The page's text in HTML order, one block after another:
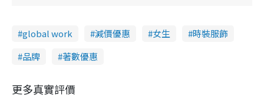
global work 減價優惠 女生
時裝服飾
品牌
著數優惠
更多真實評價